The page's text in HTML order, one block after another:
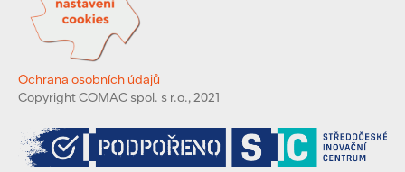
Ochrana osobních údajů
Copyright COMAC spol. s r.o., 2021